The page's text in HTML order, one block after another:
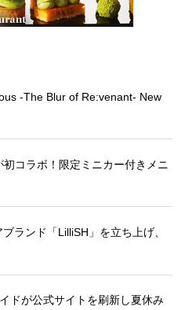
-The Blur of Re:venant- New
コラボ！限定ミニカー付きメニ
ランド「LilliSH」を立ち上げ、
ドが公式サイトを刷新し夏休み